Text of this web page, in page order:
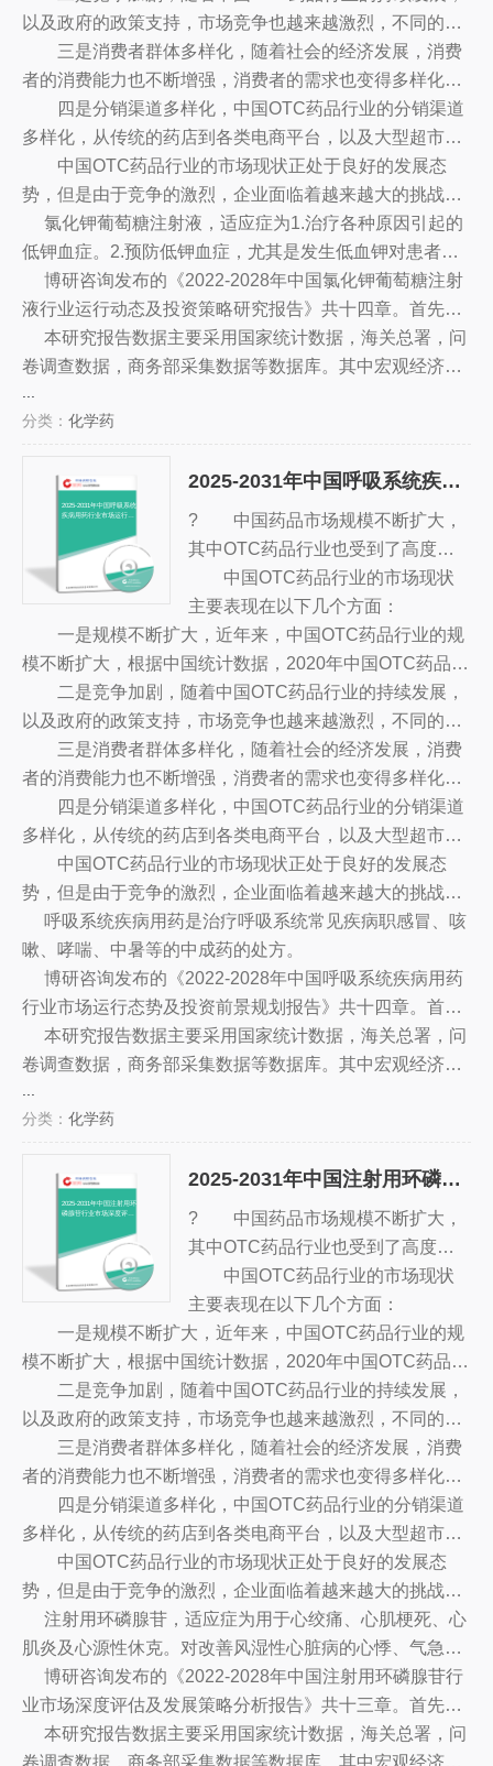
长14.8%。
以及政府的政策支持，市场竞争也越来越激烈，不同的企
业纷纷投入大量的资源，加强品牌建设，推出更多的新产
品，以抢占市场份额。
三是消费者群体多样化，随着社会的经济发展，消费
者的消费能力也不断增强，消费者的需求也变得多样化，
各类OTC药品也受到了消费者的青睐，消费者群体也越来
越多样化，消费偏好也越来越多元化。
四是分销渠道多样化，中国OTC药品行业的分销渠道
多样化，从传统的药店到各类电商平台，以及大型超市、
便利店等，都成为OTC药品行业的分销渠道，为消费者提
供更多的选择。
中国OTC药品行业的市场现状正处于良好的发展态
势，但是由于竞争的激烈，企业面临着越来越大的挑战，
因此，企业需要深入研究市场，抓住市场机遇，建立品牌
优势，拓展新的发展方向，以赢得更多的市场份额。
氯化钾葡萄糖注射液，适应症为1.治疗各种原因引起的
低钾血症。2.预防低钾血症，尤其是发生低血钾对患者危
害较大时。3.治疗洋地黄类药物中毒引起的阵发性心动过
速或频发性室性早搏等快速性心律失常，但有传导阻滞时
忌用本品。
博研咨询发布的《2022-2028年中国氯化钾葡萄糖注射
液行业运行动态及投资策略研究报告》共十四章。首先介
绍了中国氯化钾葡萄糖注射液行业市场发展环境、氯化钾
葡萄糖注射液整体运行态势等，接着分析了中国氯化钾葡
萄糖注射液行业市场运行的现状，然后介绍了氯化钾葡萄
糖注射液市场竞争格局。随后，报告对氯化钾葡萄糖注射
萄糖注射液行业发展趋势与投资预测。您若想对氯化钾葡
萄糖注射液产业有个系统的了解或者想投资中国氯化钾葡
萄糖注射液行业，本报告是您不可或缺的重要工具。
本研究报告数据主要采用国家统计数据，海关总署，问
卷调查数据，商务部采集数据等数据库。其中宏观经济数
据主要来自国家统计局，部分行业统计数据主要来自国家
统计局及市场调研数据，企业数据主要来自于国统计局规
各类市场监测数据库。
分类： 化学药
2025-2031年中国呼吸系统
疾病用药行业市场运行态
2025-2031年中国呼吸系统疾病用药行业市场运行态势及投资前景规划报告
? 中国药品市场规模不断扩大，
其中OTC药品行业也受到了高度重
视。随着消费者对健康和药品的日益
重视，以及新技术的不断发展，OT
C药品行业的发展也越来越迅速。
中国OTC药品行业的市场现状
主要表现在以下几个方面：
一是规模不断扩大，近年来，中国OTC药品行业的规
模不断扩大，根据中国统计数据，2020年中国OTC药品的
总销售额已达到3.5万亿元，比上一年增长近10%，同比增
长14.8%。
二是竞争加剧，随着中国OTC药品行业的持续发展，
以及政府的政策支持，市场竞争也越来越激烈，不同的企
业纷纷投入大量的资源，加强品牌建设，推出更多的新产
品，以抢占市场份额。
三是消费者群体多样化，随着社会的经济发展，消费
者的消费能力也不断增强，消费者的需求也变得多样化，
各类OTC药品也受到了消费者的青睐，消费者群体也越来
越多样化，消费偏好也越来越多元化。
四是分销渠道多样化，中国OTC药品行业的分销渠道
多样化，从传统的药店到各类电商平台，以及大型超市、
便利店等，都成为OTC药品行业的分销渠道，为消费者提
供更多的选择。
中国OTC药品行业的市场现状正处于良好的发展态
势，但是由于竞争的激烈，企业面临着越来越大的挑战，
因此，企业需要深入研究市场，抓住市场机遇，建立品牌
优势，拓展新的发展方向，以赢得更多的市场份额。
呼吸系统疾病用药是治疗呼吸系统常见疾病职感冒、咳
嗽、哮喘、中暑等的中成药的处方。
博研咨询发布的《2022-2028年中国呼吸系统疾病用药
行业市场运行态势及投资前景规划报告》共十四章。首先
介绍了呼吸系统疾病用药相关概念及发展环境，接着分析
了中国呼吸系统疾病用药规模及消费需求，然后对中国呼
吸系统疾病用药市场运行态势进行了重点分析，最后分析
了中国呼吸系统疾病用药面临的机遇及发展前景。您若想
业，本报告将是您不可或缺的重要工具。
本研究报告数据主要采用国家统计数据，海关总署，问
卷调查数据，商务部采集数据等数据库。其中宏观经济数
据主要来自国家统计局，部分行业统计数据主要来自国家
统计局及市场调研数据，企业数据主要来自于国统计局规
各类市场监测数据库。
分类： 化学药
2025-2031年中国注射用环
磷腺苷行业市场深度评估
2025-2031年中国注射用环磷腺苷行业市场深度评估及发展策略分析报告
? 中国药品市场规模不断扩大，
其中OTC药品行业也受到了高度重
视。随着消费者对健康和药品的日益
重视，以及新技术的不断发展，OT
C药品行业的发展也越来越迅速。
中国OTC药品行业的市场现状
主要表现在以下几个方面：
一是规模不断扩大，近年来，中国OTC药品行业的规
模不断扩大，根据中国统计数据，2020年中国OTC药品的
总销售额已达到3.5万亿元，比上一年增长近10%，同比增
长14.8%。
二是竞争加剧，随着中国OTC药品行业的持续发展，
以及政府的政策支持，市场竞争也越来越激烈，不同的企
业纷纷投入大量的资源，加强品牌建设，推出更多的新产
品，以抢占市场份额。
三是消费者群体多样化，随着社会的经济发展，消费
者的消费能力也不断增强，消费者的需求也变得多样化，
各类OTC药品也受到了消费者的青睐，消费者群体也越来
越多样化，消费偏好也越来越多元化。
四是分销渠道多样化，中国OTC药品行业的分销渠道
多样化，从传统的药店到各类电商平台，以及大型超市、
便利店等，都成为OTC药品行业的分销渠道，为消费者提
供更多的选择。
中国OTC药品行业的市场现状正处于良好的发展态
势，但是由于竞争的激烈，企业面临着越来越大的挑战，
因此，企业需要深入研究市场，抓住市场机遇，建立品牌
优势，拓展新的发展方向，以赢得更多的市场份额。
注射用环磷腺苷，适应症为用于心绞痛、心肌梗死、心
肌炎及心源性休克。对改善风湿性心脏病的心悸、气急、
胸闷等症状有一定的作用。对急性白血病结合化疗可提高
疗效，亦可用于急性白血病的诱导缓解。此外，对老年慢
性支气管炎、各种肝炎和银屑病也有一定疗效。
博研咨询发布的《2022-2028年中国注射用环磷腺苷行
业市场深度评估及发展策略分析报告》共十三章。首先介
绍了注射用环磷腺苷行业市场发展环境、注射用环磷腺苷
整体运行态势等，接着分析了注射用环磷腺苷行业市场运
本研究报告数据主要采用国家统计数据，海关总署，问
卷调查数据，商务部采集数据等数据库。其中宏观经济数